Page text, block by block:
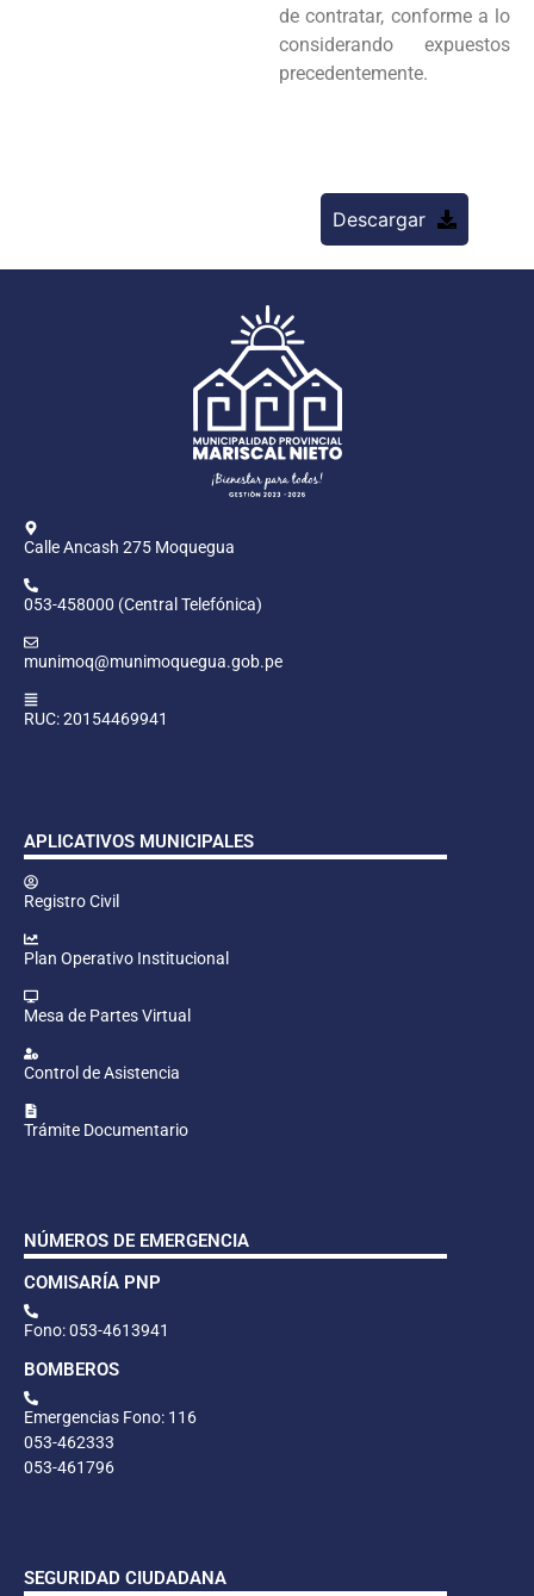
de contratar, conforme a lo
considerando expuestos
precedentemente.
Descargar
Calle Ancash 275 Moquegua
053-458000 (Central Telefónica)
munimoq@munimoquegua.gob.pe
RUC: 20154469941
APLICATIVOS MUNICIPALES
Registro Civil
Plan Operativo Institucional
Mesa de Partes Virtual
Control de Asistencia
Trámite Documentario
NÚMEROS DE EMERGENCIA
COMISARÍA PNP
Fono: 053-4613941
BOMBEROS
Emergencias Fono: 116
053-462333
053-461796
SEGURIDAD CIUDADANA